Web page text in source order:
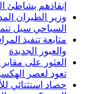
إنقاذهم بشاطئ
وزير الطيران
السياحي سبل
متابعة تنفيذ
والعبور الجديدة
العثور على
تعود لعصر
حصاد استثنائي